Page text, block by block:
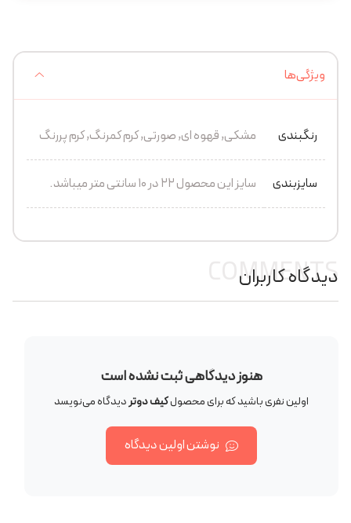
ویژگی‌ها
رنگبندی مشکی, قهوه ای, صورتی, کرم کمرنگ, کرم پررنگ
سایزبندی سایز این محصول 22 در 10 سانتی متر میباشد.
دیدگاه کاربران
COMMENTS
هنوز دیدگاهی ثبت نشده است
اولین نفری باشید که برای محصولکیف دوتردیدگاه می‌نویسد
نوشتن اولین دیدگاه